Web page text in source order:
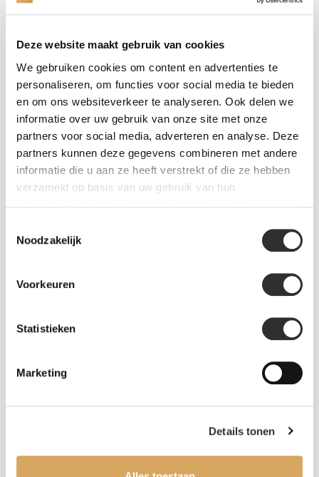
Deze website maakt gebruik van cookies
We gebruiken cookies om content en advertenties te
personaliseren, om functies voor social media te bieden
en om ons websiteverkeer te analyseren. Ook delen we
informatie over uw gebruik van onze site met onze
partners voor social media, adverteren en analyse. Deze
partners kunnen deze gegevens combineren met andere
informatie die u aan ze heeft verstrekt of die ze hebben
verzameld op basis van uw gebruik van hun
Noodzakelijk
Voorkeuren
Statistieken
Marketing
Details tonen
Categorieën
Horloges
Juwelen
Trouwringen
PRE-OWNED
Informatie